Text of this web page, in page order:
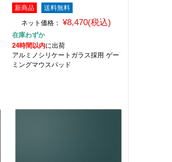
新商品
送料無料
ネット価格：
¥8,470(税込)
在庫わずか
24時間以内に出荷
アルミノシリケートガラス採用 ゲー
ミングマウスパッド